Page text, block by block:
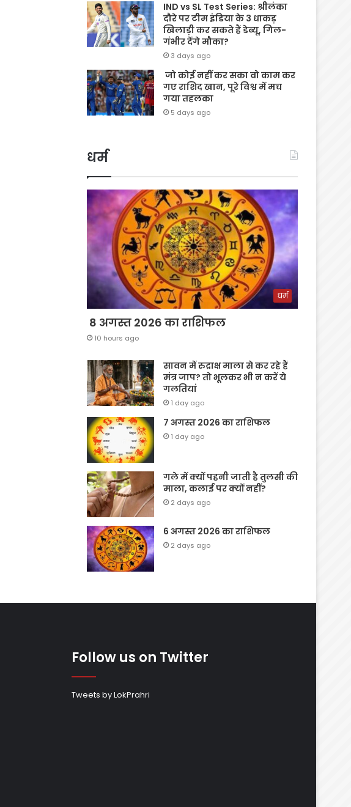
IND vs SL Test Series: श्रीलंका
दौरे पर टीम इंडिया के 3 धाकड़
खिलाड़ी कर सकते हैं डेब्यू, गिल-
गंभीर देंगे मौका?
3 days ago
जो कोई नहीं कर सका वो काम कर
गए राशिद खान, पूरे विश्व में मच
गया तहलका
5 days ago
धर्म
धर्म
8 अगस्त 2026 का राशिफल
10 hours ago
सावन में रुद्राक्ष माला से कर रहे हैं
मंत्र जाप? तो भूलकर भी न करें ये
गलतियां
1 day ago
7 अगस्त 2026 का राशिफल
1 day ago
गले में क्यों पहनी जाती है तुलसी की
माला, कलाई पर क्यों नहीं?
2 days ago
6 अगस्त 2026 का राशिफल
2 days ago
Follow us on Twitter
Tweets by LokPrahri